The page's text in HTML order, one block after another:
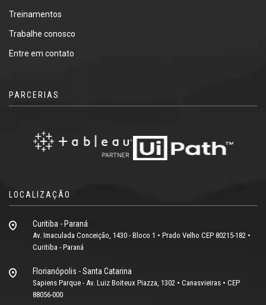
Treinamentos
Trabalhe conosco
Entre em contato
PARCERIAS
LOCALIZAÇÃO
Curitiba - Paraná
Av. Imaculada Conceição, 1430 - Bloco 1 • Prado Velho CEP 80215-182 •
Curitiba - Paraná
Florianópolis - Santa Catarina
Sapiens Parque - Av. Luiz Boiteux Piazza, 1302 • Canasvieiras • CEP
88056-000